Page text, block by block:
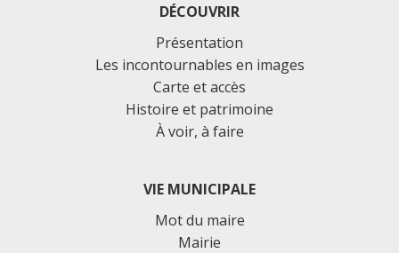
DÉCOUVRIR
Présentation
Les incontournables en images
Carte et accès
Histoire et patrimoine
À voir, à faire
VIE MUNICIPALE
Mot du maire
Mairie